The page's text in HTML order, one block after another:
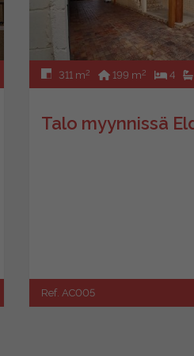
311 m2 199 m2 4
Talo myynnissä
Ref. AC005